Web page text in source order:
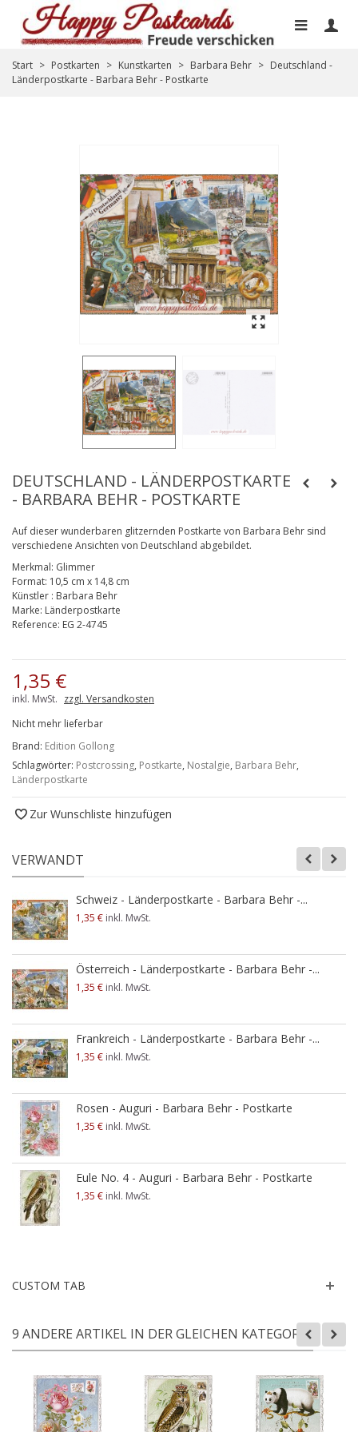
Start > Postkarten > Kunstkarten > Barbara Behr > Deutschland -
Länderpostkarte - Barbara Behr - Postkarte
DEUTSCHLAND - LÄNDERPOSTKARTE
- BARBARA BEHR - POSTKARTE
Auf dieser wunderbaren glitzernden Postkarte von Barbara Behr sind
verschiedene Ansichten von Deutschland abgebildet.
Merkmal: Glimmer
Format: 10,5 cm x 14,8 cm
Künstler : Barbara Behr
Marke: Länderpostkarte
Reference: EG 2-4745
1,35 €
inkl. MwSt. zzgl. Versandkosten
Nicht mehr lieferbar
Brand: Edition Gollong
Schlagwörter: Postcrossing, Postkarte, Nostalgie, Barbara Behr,
Länderpostkarte
Zur Wunschliste hinzufügen
VERWANDT
Schweiz - Länderpostkarte - Barbara Behr -...
1,35 € inkl. MwSt.
Österreich - Länderpostkarte - Barbara Behr -...
1,35 € inkl. MwSt.
Frankreich - Länderpostkarte - Barbara Behr -...
1,35 € inkl. MwSt.
Rosen - Auguri - Barbara Behr - Postkarte
1,35 € inkl. MwSt.
Eule No. 4 - Auguri - Barbara Behr - Postkarte
1,35 € inkl. MwSt.
CUSTOM TAB
9 ANDERE ARTIKEL IN DER GLEICHEN KATEGORIE: